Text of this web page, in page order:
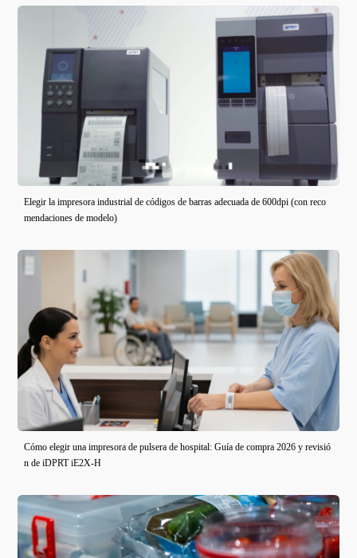
Elegir la impresora industrial de códigos de barras adecuada de 600dpi (con reco
mendaciones de modelo)
Cómo elegir una impresora de pulsera de hospital: Guía de compra 2026 y revisió
n de iDPRT iE2X-H